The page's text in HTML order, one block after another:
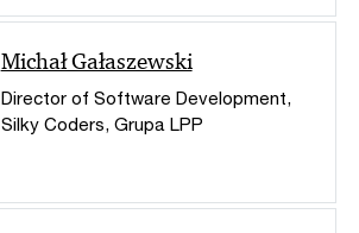
Michał Gałaszewski
Director of Software Development,
Silky Coders, Grupa LPP